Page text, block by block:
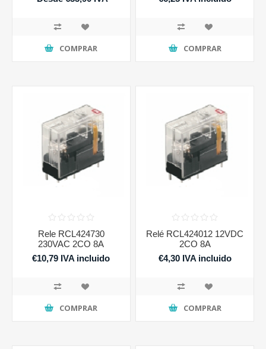
COMPRAR COMPRAR
Rele RCL424730
230VAC 2CO 8A
€10,79 IVA incluido
COMPRAR
Relé RCL424012 12VDC
2CO 8A
€4,30 IVA incluido
COMPRAR